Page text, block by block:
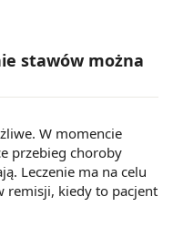
stawów można
W momencie
przebieg choroby
Leczenie ma na celu
remisji, kiedy to pacjent